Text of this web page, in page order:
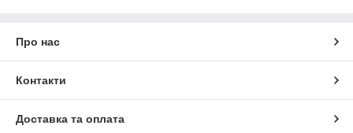
Про нас
Контакти
Доставка та оплата